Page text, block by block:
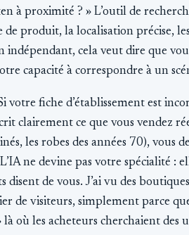
à proximité ? » L’outil de
produit, la localisation précise,
cela veut dire que
capacité à correspondre à un
votre fiche d’établissement est
clairement ce que vous vendez
les robes des années 70), vous
ne devine pas votre spécialité :
disent de vous. J’ai vu des
de visiteurs, simplement parce
où les acheteurs cherchaient des